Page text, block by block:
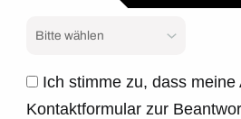
Ich stimme zu, dass meine
Kontaktformular zur